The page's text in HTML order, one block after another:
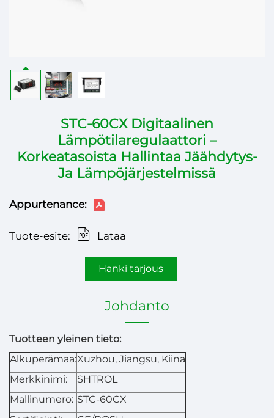
STC-60CX Digitaalinen
Lämpötilaregulaattori –
Korkeatasoista Hallintaa Jäähdytys-
Ja Lämpöjärjestelmissä
Appurtenance:
Tuote-esite: Lataa
Hanki tarjous
Johdanto
Tuotteen yleinen tieto:
Alkuperämaa:Xuzhou, Jiangsu, Kiina
Merkkinimi:
SHTROL
Mallinumero: STC-60CX